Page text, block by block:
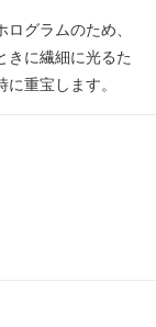
グラムのため、
きに繊細に光るた
重宝します。